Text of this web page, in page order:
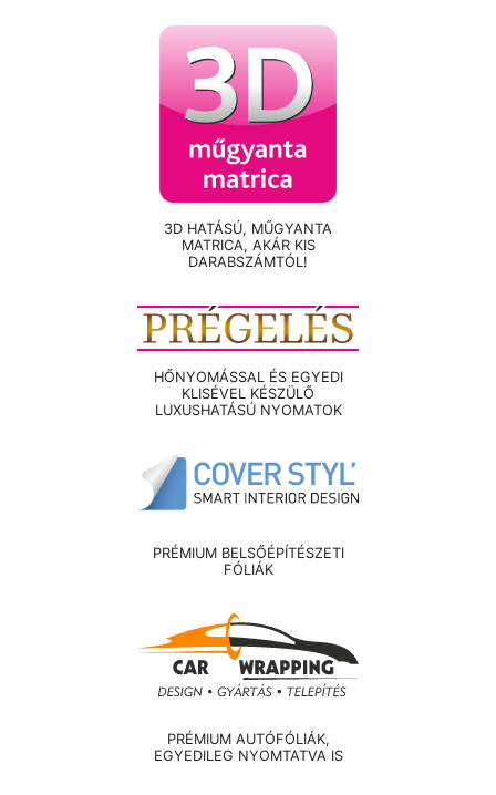
3D HATÁSÚ, MŰGYANTA
MATRICA, AKÁR KIS
DARABSZÁMTÓL!
HŐNYOMÁSSAL ÉS EGYEDI
KLISÉVEL KÉSZÜLŐ
LUXUSHATÁSÚ NYOMATOK
PRÉMIUM BELSŐÉPÍTÉSZETI
FÓLIÁK
PRÉMIUM AUTÓFÓLIÁK,
EGYEDILEG NYOMTATVA IS